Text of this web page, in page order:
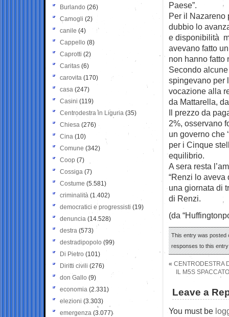
Paese”.
Per il Nazareno
dubbio lo
e disponibilità
avevano fatto
non hanno fatto
Secondo
spingevano per
vocazione alla
da Mattarella,
Il prezzo da
2%, osservano
un governo che
per i Cinque
equilibrio.
A sera resta
“Renzi lo aveva
una giornata di
di Renzi.
(da
This entry was posted
responses to this
« CENTRODESTRA
IL M5S
Leave a
You must be
Burlando (26)
Camogli (2)
canile (4)
Cappello (8)
Caprotti (2)
Caritas (6)
carovita (170)
casa (247)
Casini (119)
Centrodestra in Liguria (35)
Chiesa (276)
Cina (10)
Comune (342)
Coop (7)
Cossiga (7)
Costume (5.581)
criminalità (1.402)
democratici e progressisti (19)
denuncia (14.528)
destra (573)
destradipopolo (99)
Di Pietro (101)
Diritti civili (276)
don Gallo (9)
economia (2.331)
elezioni (3.303)
emergenza (3.077)